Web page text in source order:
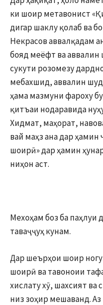
ки шоир метавонист
дигар шаклу қолаб ва
Некрасов аввалқадам
бояд меёфт ва
сукути розомезу
мебахшид, аввалин
ҳама мазмуни фароху
қитъаи нодаравида
Хидмат, маҳорат,
вай маҳз ана дар ҳамин
шоирӣ» дар ҳамин
ниҳон аст.
Мехоҳам боз ба паҳлуи
таваҷҷуҳ кунам.
Дар шеърҳои шоир
шоирӣ ва тавоноии
хислату хӯ, шахсият
низ зоҳир мешаванд.